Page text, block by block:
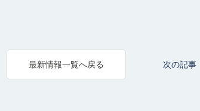
最新情報一覧へ戻る 次の記事